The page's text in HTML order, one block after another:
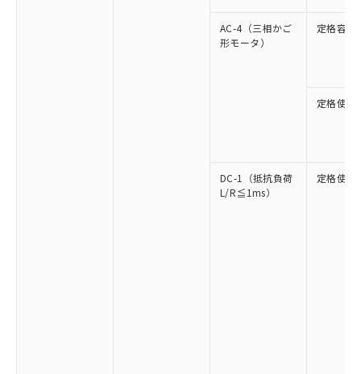
AC-4（三相かご
形モータ）
定格容量
定格使用
DC-1（抵抗負荷
L/R≦1ms）
定格使用